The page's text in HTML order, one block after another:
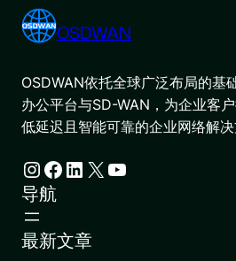
OSDWAN
OSDWAN依托全球广泛布局的基
办公平台与SD-WAN，为企业客
低延迟且智能可靠的企业网络解决
Instagram Facebook LinkedIn X YouTube
导航
最新文章